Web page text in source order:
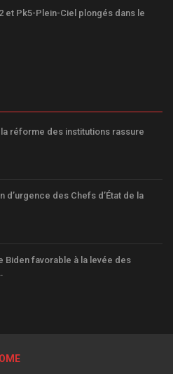
et Pk5-Plein-Ciel plongés dans le
réforme des institutions rassure
d’urgence des Chefs d’État de la
Biden favorable à la levée des